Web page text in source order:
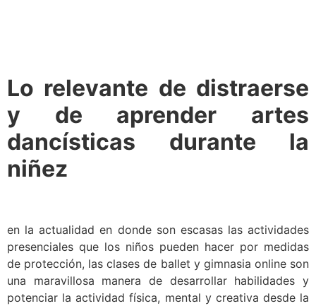
Lo relevante de distraerse
y de aprender artes
dancísticas durante la
niñez
en la actualidad en donde son escasas las actividades
presenciales que los niños pueden hacer por medidas
de protección, las clases de ballet y gimnasia online son
una maravillosa manera de desarrollar habilidades y
potenciar la actividad física, mental y creativa desde la